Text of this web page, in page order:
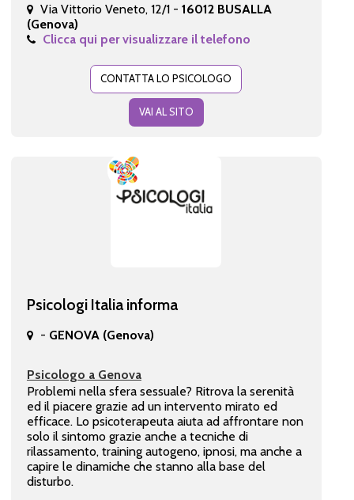
Via Vittorio Veneto, 12/1 - 16012 BUSALLA
(Genova)
Clicca qui per visualizzare il telefono
CONTATTA LO PSICOLOGO
VAI AL SITO
Psicologi Italia informa
- GENOVA (Genova)
Psicologo a Genova
Problemi nella sfera sessuale? Ritrova la serenità
ed il piacere grazie ad un intervento mirato ed
efficace. Lo psicoterapeuta aiuta ad affrontare non
solo il sintomo grazie anche a tecniche di
rilassamento, training autogeno, ipnosi, ma anche a
capire le dinamiche che stanno alla base del
disturbo.